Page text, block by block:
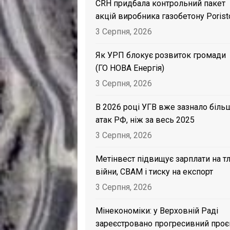
CRH придбала контрольний пакет
акцій виробника газобетону
3 Серпня, 2026
Як УРП блокує розвиток громади
(ГО НОВА Енергія)
3 Серпня, 2026
В 2026 році УГВ вже зазнало
атак РФ, ніж за весь 2025
3 Серпня, 2026
Метінвест підвищує зарплати на
війни, CBAM і тиску на експорт
3 Серпня, 2026
Мінекономіки: у Верховній Раді
зареєстровано прогресивний